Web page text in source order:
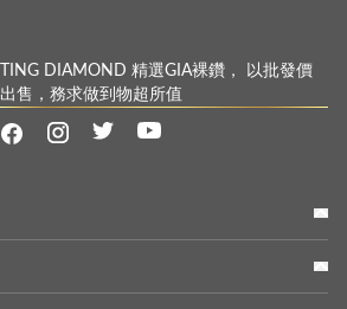
TING DIAMOND 精選GIA裸鑽， 以批發價
出售，務求做到物超所值